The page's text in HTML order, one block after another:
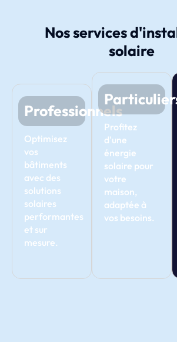
Nos services
solaire
Professionnels
Optimisez
vos
bâtiments
avec des
solutions
solaires
performantes
et sur
mesure.
Profitez
d'une
énergie
solaire pour
votre
maison,
adaptée à
vos besoins.